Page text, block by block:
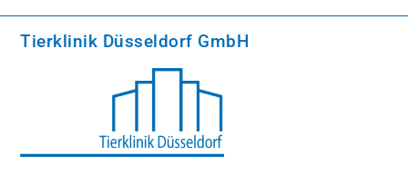
Tierklinik Düsseldorf GmbH